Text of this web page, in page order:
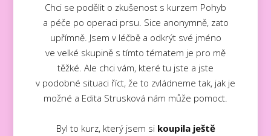
Chci se podělit o zkušenost s kurzem Pohyb
a péče po operaci prsu. Sice anonymně, zato
upřímně. Jsem v léčbě a odkrýt své jméno
ve velké skupině s tímto tématem je pro mě
těžké. Ale chci vám, které tu jste a jste
v podobné situaci říct, že to zvládneme tak, jak je
možné a Edita Strusková nám může pomoct.
Byl to kurz, který jsem si koupila ještě